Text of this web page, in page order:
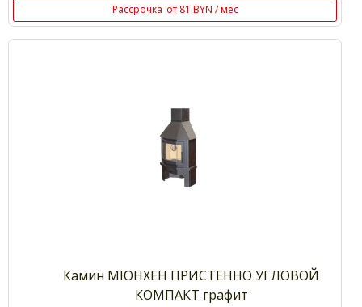
Рассрочка от 81 BYN / мес
Камин МЮНХЕН ПРИСТЕННО УГЛОВОЙ
КОМПАКТ графит